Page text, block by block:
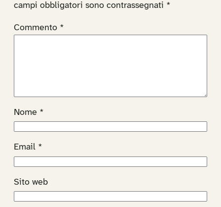
campi obbligatori sono contrassegnati *
Commento *
Nome *
Email *
Sito web